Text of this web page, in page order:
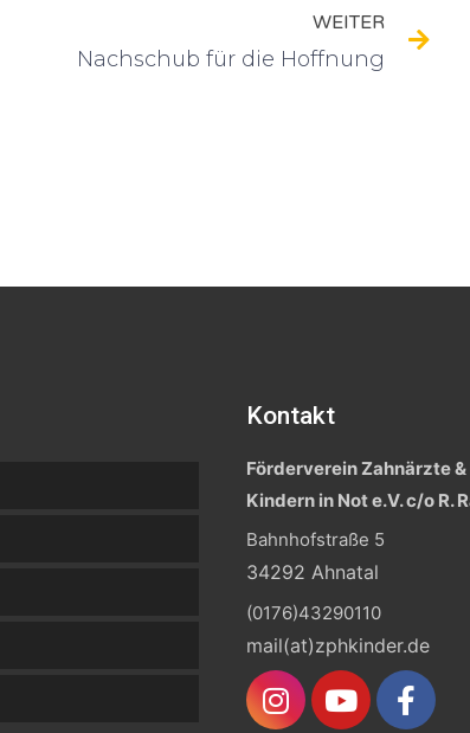
WEITER
Nachschub für die Hoffnung
Kontakt
Förderverein Zahnärzte
Kindern in Not e.V. c/o R.
Bahnhofstraße 5
34292 Ahnatal
(0176)43290110
mail(at)zphkinder.de